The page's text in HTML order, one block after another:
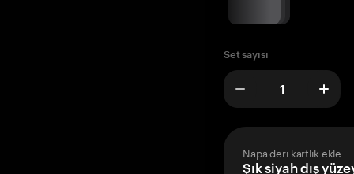
Set sayısı
Napa deri kartlık ekle
Şık siyah dış